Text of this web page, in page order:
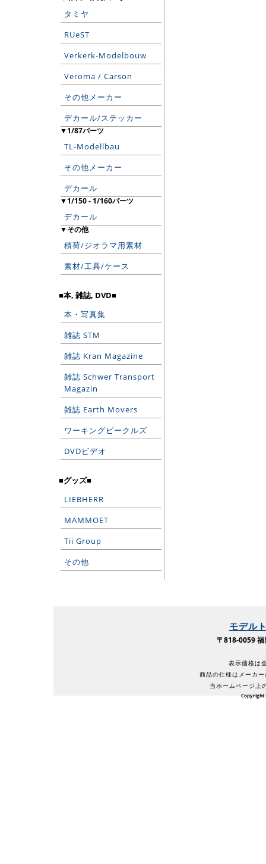
タミヤ
RUeST
Verkerk-Modelbouw
Veroma / Carson
その他メーカー
デカール/ステッカー
▼1/87パーツ
TL-Modellbau
その他メーカー
デカール
▼1/150 - 1/160パーツ
デカール
▼その他
積荷/ジオラマ用素材
素材/工具/ケース
■本, 雑誌, DVD■
本・写真集
雑誌 STM
雑誌 Kran Magazine
雑誌 Schwer Transport
Magazin
雑誌 Earth Movers
ワーキングビークルズ
DVDビデオ
■グッズ■
LIEBHERR
MAMMOET
Tii Group
その他
モデル
〒818-0059
表示価格は
商品の仕様はメーカ
当ホームページ上
Copyright